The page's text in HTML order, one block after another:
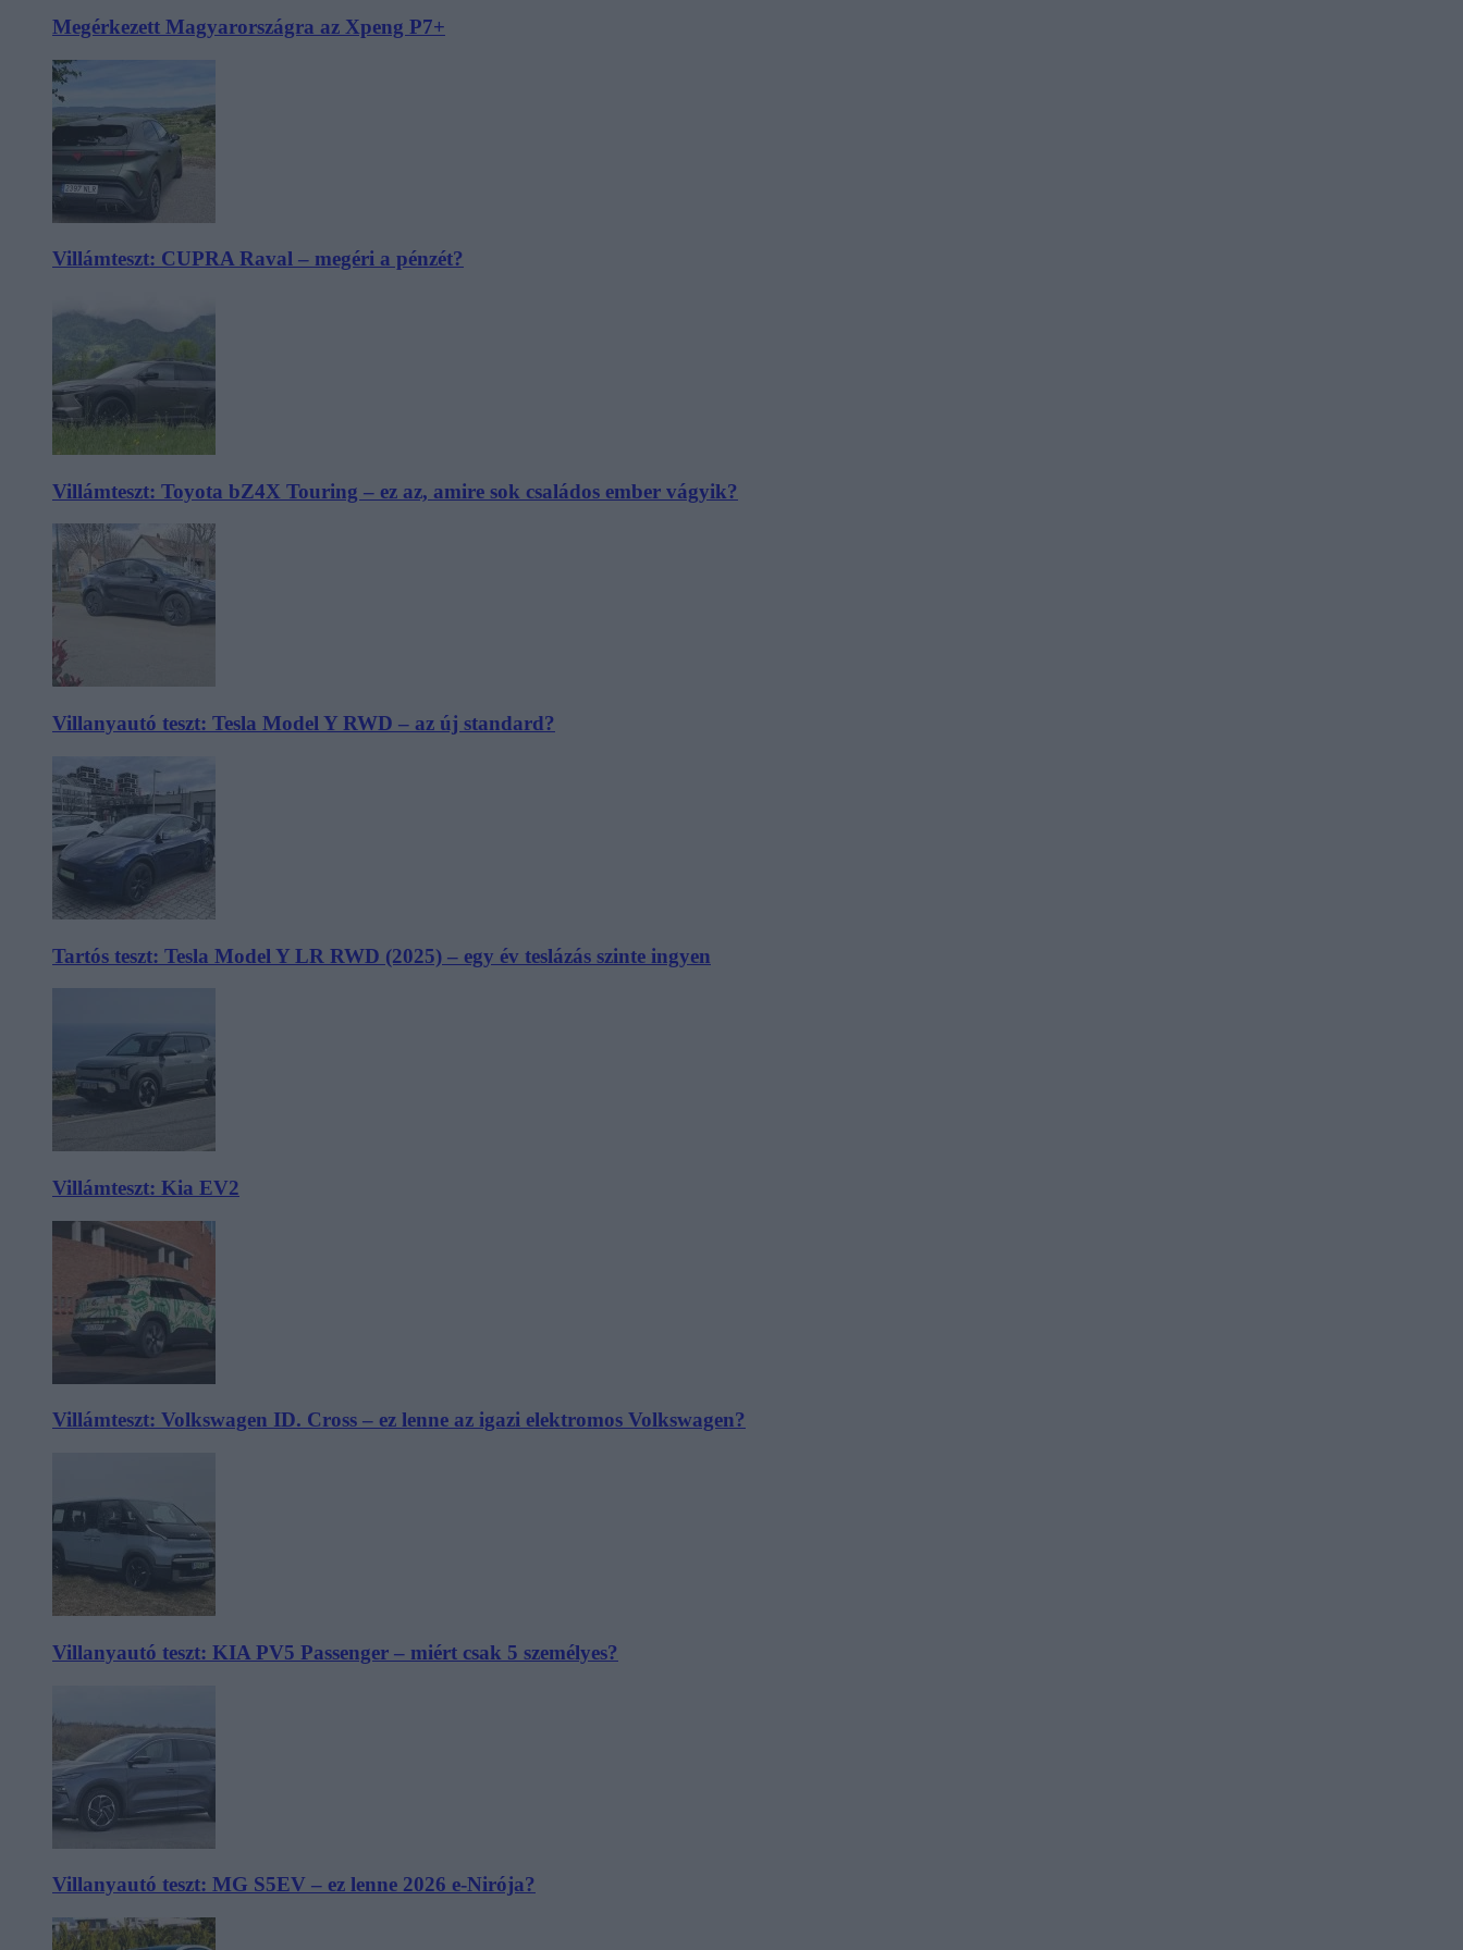
Megérkezett Magyarországra az Xpeng P7+
Villámteszt: CUPRA Raval – megéri a pénzét?
Villámteszt: Toyota bZ4X Touring – ez az, amire sok családos ember vágyik?
Villanyautó teszt: Tesla Model Y RWD – az új standard?
Tartós teszt: Tesla Model Y LR RWD (2025) – egy év teslázás szinte ingyen
Villámteszt: Kia EV2
Villámteszt: Volkswagen ID. Cross – ez lenne az igazi elektromos Volkswagen?
Villanyautó teszt: KIA PV5 Passenger – miért csak 5 személyes?
Villanyautó teszt: MG S5EV – ez lenne 2026 e-Nirója?